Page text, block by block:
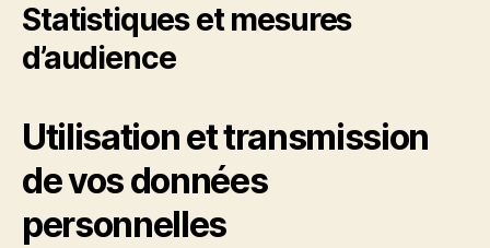
Statistiques et mesures
d’audience
Utilisation et transmission
de vos données
personnelles